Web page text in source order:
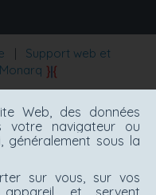
Support web et
Web, des données
votre navigateur ou
généralement sous la
sur vous, sur vos